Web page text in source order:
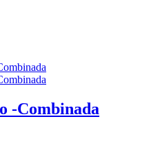
-Combinada